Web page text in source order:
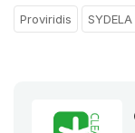
Proviridis SYDELA